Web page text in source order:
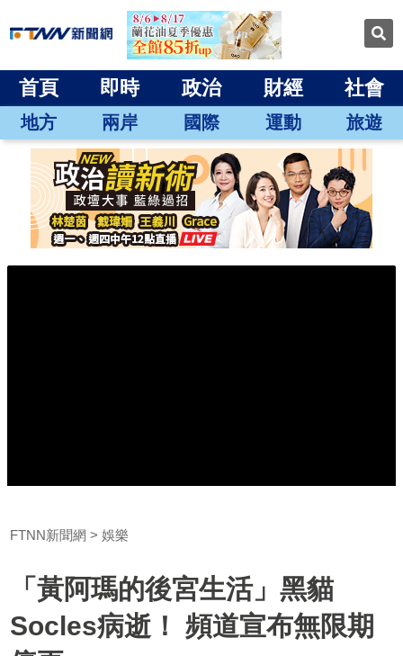
首頁 即時 政治 財經 社會
地方 兩岸 國際 運動 旅遊
FTNN新聞網 娛樂
「黃阿瑪的後宮生活」黑貓
Socles病逝！ 頻道宣布無限期